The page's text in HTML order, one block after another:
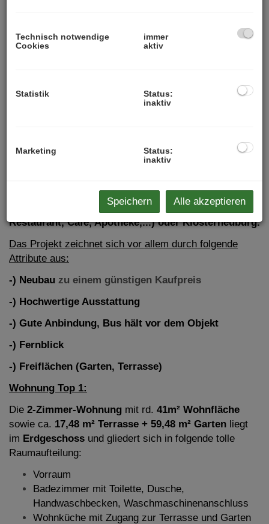
Davor, aber tiefer, liegt die Heiligenstädter Strasse -
Wiener Innenstadt. Die Lage bietet eine gute
Mischung
Schnellbahn Wien Nußdorf und in 9 min. zur U Bahn
wenigen Autominutenerreichen Sie das
Einkaufszentrum Q19( Supermarkt, Geschäfte,
Restaurant, Cafe, Apotheke,...) oder Klosterneuburg.
Das Projekt zeichnet sich vor allem durch folgende
Attribute aus:
-) Neubau zu einem günstigen Kaufpreis
-) Hochwertige Ausstattung
-) Gute Anbindung, Bus hält vor dem Objekt
-) Fernblick
-) Freiflächen (Garten, Terrasse)
Wohnung Top 1:
Die 2-Zimmer-Wohnung mit rd. 41m² Wohnfläche
sowie ca. 17,48 m² Terrasse + 59,48 m² Garten liegt
im Erdgeschoss und gliedert sich in folgende tolle
Raumaufteilung:
Vorraum
Badezimmer mit Toilette, Dusche,
Handwaschbecken, Waschmaschinenanschluss
Wohnküche mit Zugang zur Terrasse und Garten
Technisch notwendige
Cookies
immer
aktiv
Statistik
Status:
inaktiv
Marketing
Status:
inaktiv
Speichern Alle akzeptieren